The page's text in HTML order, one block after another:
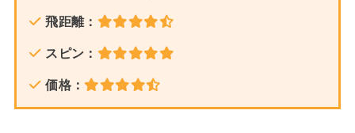
飛距離：
スピン：
価格：